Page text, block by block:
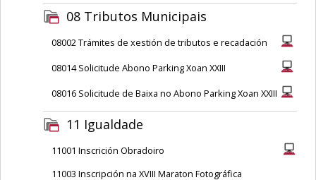
08 Tributos Municipais
08002 Trámites de xestión de tributos e recadación
08014 Solicitude Abono Parking Xoan XXIII
08016 Solicitude de Baixa no Abono Parking Xoan XXIII
11 Igualdade
11001 Inscrición Obradoiro
11003 Inscripción na XVIII Maraton Fotográfica